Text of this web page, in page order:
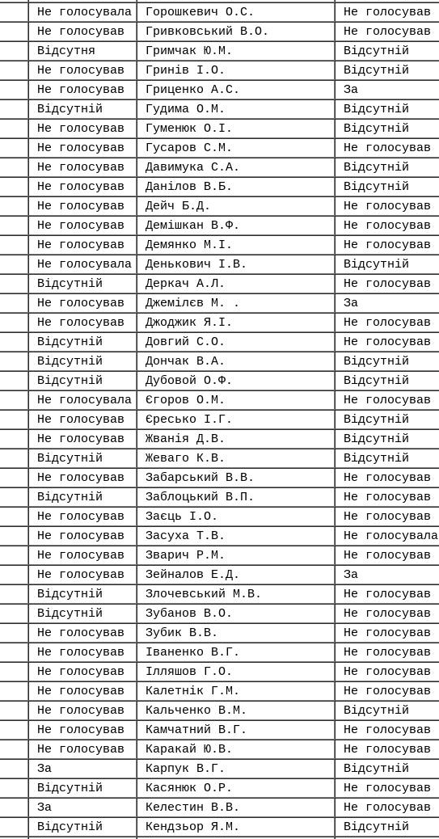
Не голосувала Горошкевич О.С.
Не голосував
Не голосував Гривковський В.О.
Не голосував
Відсутня Гримчак Ю.М.
Відсутній
Не голосував Гринів І.О.
Відсутній
Не голосував Гриценко А.С.
За
Відсутній Гудима О.М.
Відсутній
Не голосував Гуменюк О.І.
Відсутній
Не голосував Гусаров С.М.
Не голосував
Не голосував Давимука С.А.
Відсутній
Не голосував Данілов В.Б.
Відсутній
Не голосував Дейч Б.Д.
Не голосував
Не голосував Демішкан В.Ф.
Не голосував
Не голосував Демянко М.І.
Не голосував
Не голосувала Денькович І.В.
Відсутній
Відсутній Деркач А.Л.
Не голосував
Не голосував Джемілєв М. .
За
Не голосував Джоджик Я.І.
Не голосував
Відсутній Довгий С.О.
Не голосував
Відсутній Дончак В.А.
Відсутній
Відсутній Дубовой О.Ф.
Відсутній
Не голосувала Єгоров О.М.
Не голосував
Не голосував Єресько І.Г.
Відсутній
Не голосував Жванія Д.В.
Відсутній
Відсутній Жеваго К.В.
Відсутній
Не голосував Забарський В.В.
Не голосував
Відсутній Заблоцький В.П.
Не голосував
Не голосував Заєць І.О.
Не голосував
Не голосував Засуха Т.В.
Не голосувала
Не голосував Зварич Р.М.
Не голосував
Не голосував Зейналов Е.Д.
За
Відсутній Злочевський М.В.
Не голосував
Відсутній Зубанов В.О.
Не голосував
Не голосував Зубик В.В.
Не голосував
Не голосував Іваненко В.Г.
Не голосував
Не голосував Ілляшов Г.О.
Не голосував
Не голосував Калетнік Г.М.
Не голосував
Не голосував Кальченко В.М.
Відсутній
Не голосував Камчатний В.Г.
Не голосував
Не голосував Каракай Ю.В.
Не голосував
За Карпук В.Г.
Відсутній
Відсутній Касянюк О.Р.
Не голосував
За Келестин В.В.
Не голосував
Відсутній Кендзьор Я.М.
Відсутній